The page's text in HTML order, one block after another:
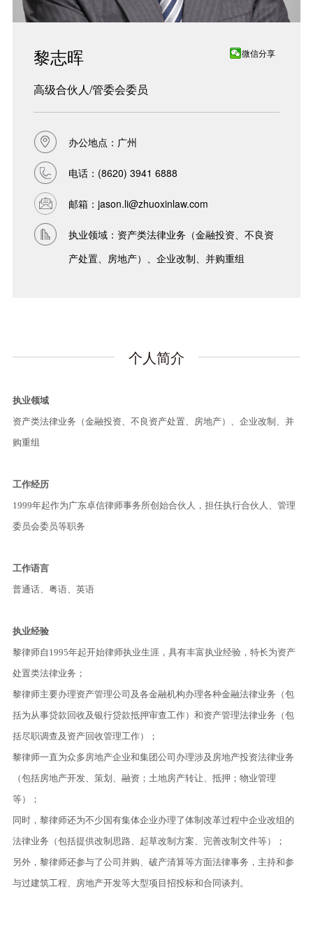
黎志晖 微信分享
高级合伙人/管委会委员
办公地点：广州
电话： (8620) 3941 6888
邮箱： jason.li@zhuoxinlaw.com
执业领域：资产类法律业务（金融投资、不良资
产处置、房地产）、企业改制、并购重组
个人简介
执业领域
资产类法律业务（金融投资、不良资产处置、房地产）、企业改制、并
购重组
工作经历
1999年起作为广东卓信律师事务所创始合伙人，担任执行合伙人、管理
委员会委员等职务
工作语言
普通话、粤语、英语
执业经验
黎律师自1995年起开始律师执业生涯，具有丰富执业经验，特长为资产
处置类法律业务；
黎律师主要办理资产管理公司及各金融机构办理各种金融法律业务（包
括为从事贷款回收及银行贷款抵押审查工作）和资产管理法律业务（包
括尽职调查及资产回收管理工作）；
黎律师一直为众多房地产企业和集团公司办理涉及房地产投资法律业务
（包括房地产开发、策划、融资；土地房产转让、抵押；物业管理
等）；
同时，黎律师还为不少国有集体企业办理了体制改革过程中企业改组的
法律业务（包括提供改制思路、起草改制方案、完善改制文件等）；
另外，黎律师还参与了公司并购、破产清算等方面法律事务，主持和参
与过建筑工程、房地产开发等大型项目招投标和合同谈判。